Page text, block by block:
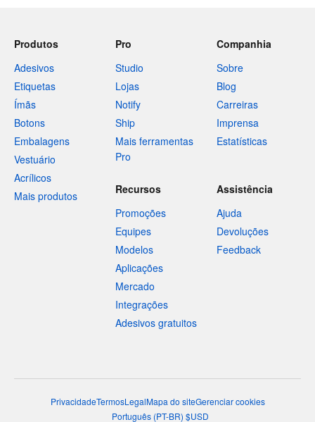
Produtos
Adesivos
Etiquetas
Ímãs
Botons
Embalagens
Vestuário
Acrílicos
Mais produtos
Pro
Studio
Lojas
Notify
Ship
Mais ferramentas
Pro
Companhia
Sobre
Blog
Carreiras
Imprensa
Estatísticas
Recursos
Promoções
Equipes
Modelos
Aplicações
Mercado
Integrações
Adesivos gratuitos
Assistência
Ajuda
Devoluções
Feedback
PrivacidadeTermosLegalMapa do siteGerenciar cookies
Português (PT-BR) $USD